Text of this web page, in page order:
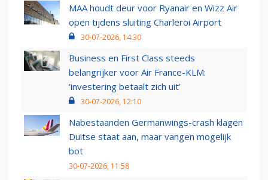
MAA houdt deur voor Ryanair en Wizz Air
open tijdens sluiting Charleroi Airport
30-07-2026, 14:30
Business en First Class steeds
belangrijker voor Air France-KLM:
‘investering betaalt zich uit’
30-07-2026, 12:10
Nabestaanden Germanwings-crash klagen
Duitse staat aan, maar vangen mogelijk
bot
30-07-2026, 11:58